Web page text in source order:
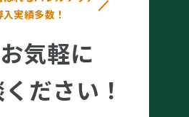
入実績多数！
お気軽に
ださい！